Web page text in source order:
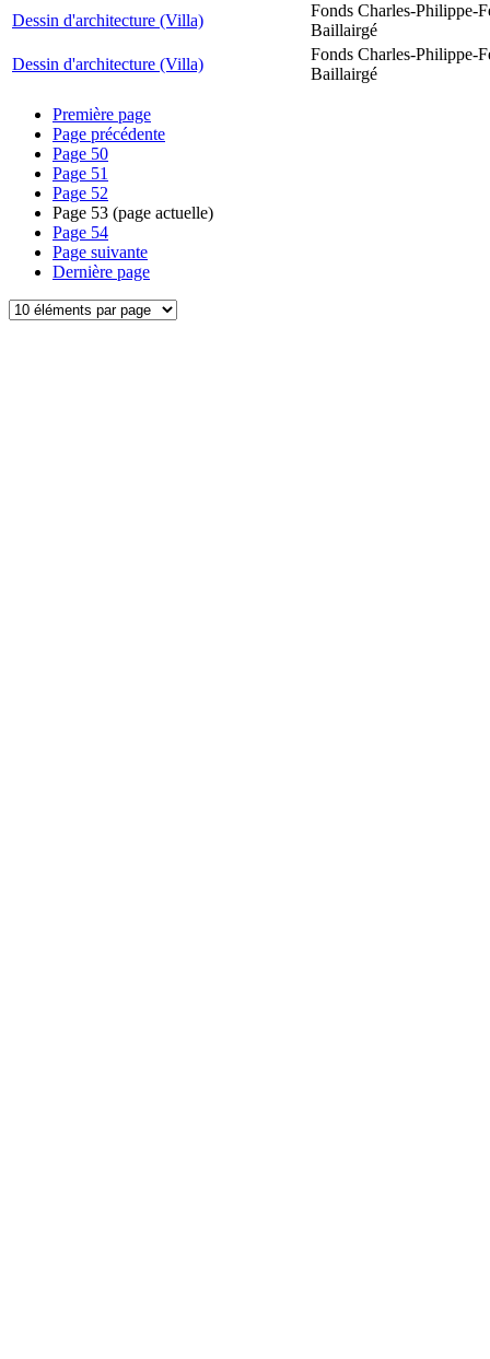
Dessin d'architecture (Villa)
Fonds Charles-Philippe-
Baillairgé
Dessin d'architecture (Villa)
Fonds Charles-Philippe-
Baillairgé
Première page
Page précédente
Page 50
Page 51
Page 52
Page 53 (page actuelle)
Page 54
Page suivante
Dernière page